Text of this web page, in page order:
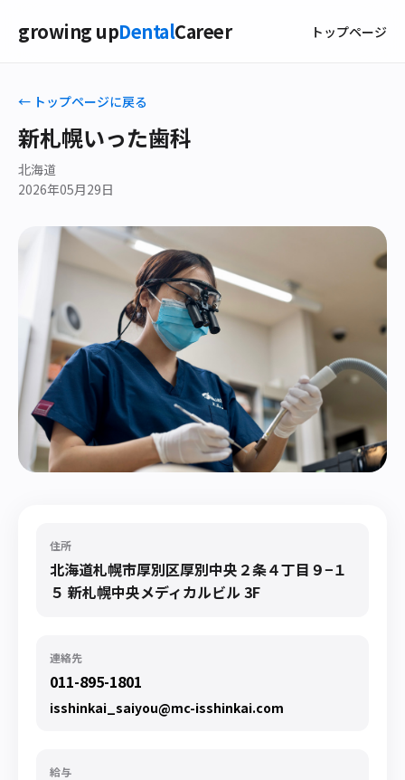
growing upDentalCareer トップページ
← トップページに戻る
新札幌いった歯科
北海道
2026年05月29日
住所
北海道札幌市厚別区厚別中央２条４丁目９−１
５ 新札幌中央メディカルビル 3F
連絡先
011-895-1801
isshinkai_saiyou@mc-isshinkai.com
給与